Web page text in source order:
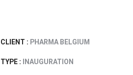
CLIENT : PHARMA BELGIUM
TYPE : INAUGURATION